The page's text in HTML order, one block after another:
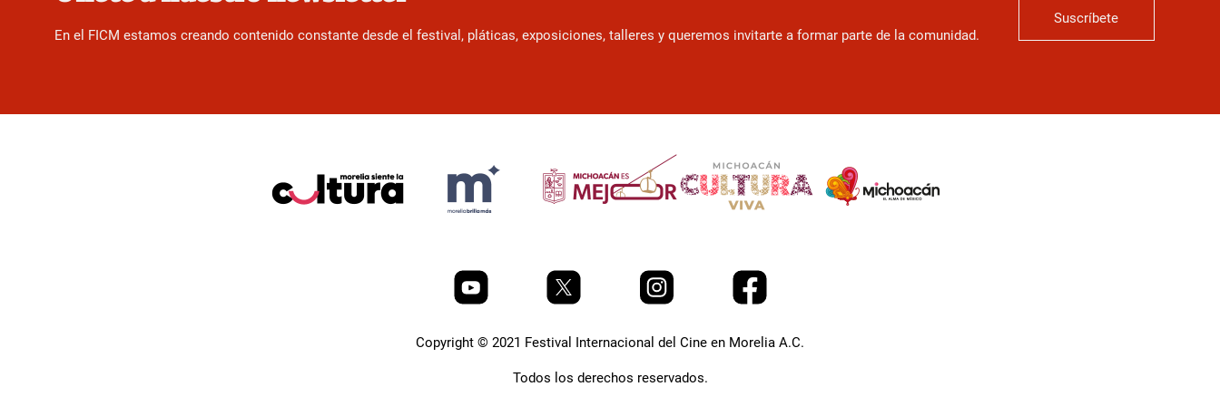
En el FICM estamos creando contenido constante desde el festival, pláticas, exposiciones, talleres y queremos invitarte a formar parte de la comunidad.
Suscríbete
Copyright © 2021 Festival Internacional del Cine en Morelia A.C.
Todos los derechos reservados.